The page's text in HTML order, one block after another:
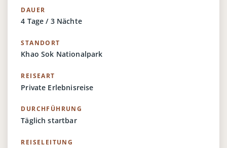
DAUER
4 Tage / 3 Nächte
STANDORT
Khao Sok Nationalpark
REISEART
Private Erlebnisreise
DURCHFÜHRUNG
Täglich startbar
REISELEITUNG